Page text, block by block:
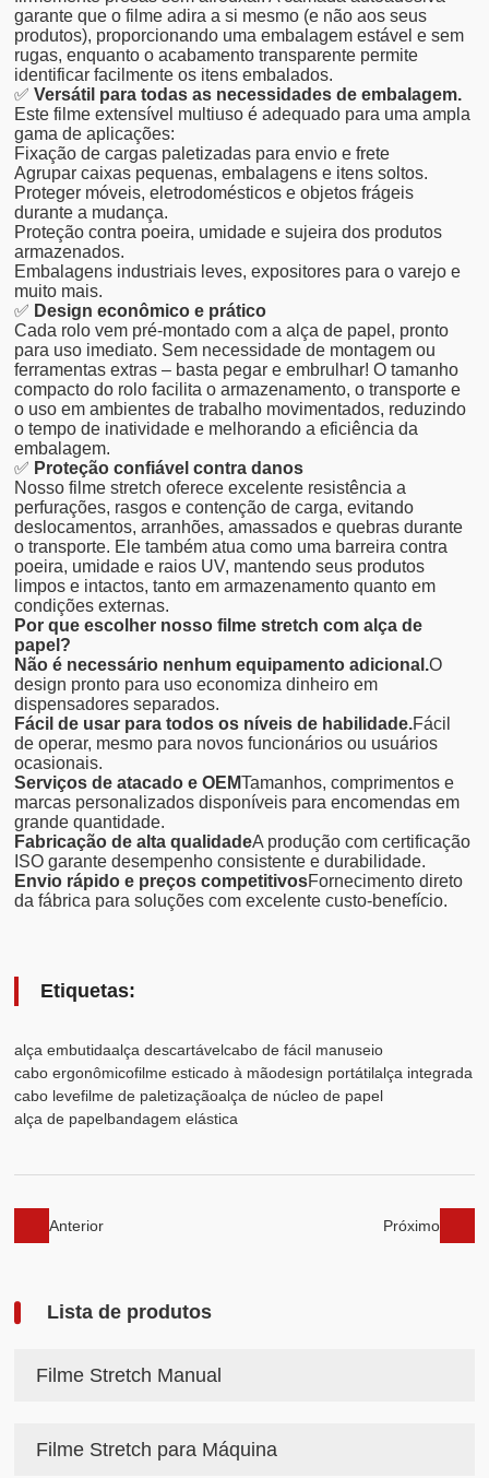
garante que o filme adira a si mesmo (e não aos seus
produtos), proporcionando uma embalagem estável e sem
rugas, enquanto o acabamento transparente permite
identificar facilmente os itens embalados.
✅Versátil para todas as necessidades de embalagem.
Este filme extensível multiuso é adequado para uma ampla
gama de aplicações:
Fixação de cargas paletizadas para envio e frete
Agrupar caixas pequenas, embalagens e itens soltos.
Proteger móveis, eletrodomésticos e objetos frágeis
durante a mudança.
Proteção contra poeira, umidade e sujeira dos produtos
armazenados.
Embalagens industriais leves, expositores para o varejo e
muito mais.
✅ Design econômico e prático
Cada rolo vem pré-montado com a alça de papel, pronto
para uso imediato. Sem necessidade de montagem ou
ferramentas extras – basta pegar e embrulhar! O tamanho
compacto do rolo facilita o armazenamento, o transporte e
o uso em ambientes de trabalho movimentados, reduzindo
o tempo de inatividade e melhorando a eficiência da
embalagem.
✅ Proteção confiável contra danos
Nosso filme stretch oferece excelente resistência a
perfurações, rasgos e contenção de carga, evitando
deslocamentos, arranhões, amassados e quebras durante
o transporte. Ele também atua como uma barreira contra
poeira, umidade e raios UV, mantendo seus produtos
limpos e intactos, tanto em armazenamento quanto em
condições externas.
Por que escolher nosso filme stretch com alça de
papel?
Não é necessário nenhum equipamento adicional.O
design pronto para uso economiza dinheiro em
dispensadores separados.
Fácil de usar para todos os níveis de habilidade.Fácil
de operar, mesmo para novos funcionários ou usuários
ocasionais.
Serviços de atacado e OEMTamanhos, comprimentos e
marcas personalizados disponíveis para encomendas em
grande quantidade.
Fabricação de alta qualidadeA produção com certificação
ISO garante desempenho consistente e durabilidade.
Envio rápido e preços competitivosFornecimento direto
da fábrica para soluções com excelente custo-benefício.
Etiquetas:
alça embutidaalça descartávelcabo de fácil manuseio
cabo ergonômicofilme esticado à mãodesign portátilalça integrada
cabo levefilme de paletizaçãoalça de núcleo de papel
alça de papelbandagem elástica
Anterior Próximo
Lista de produtos
Filme Stretch Manual
Filme Stretch para Máquina